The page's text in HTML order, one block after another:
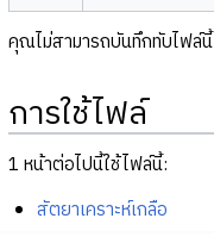
คุณไม่สามารถบันทึกทับไฟล์นี้
การใช้ไฟล์
1 หน้าต่อไปนี้ใช้ไฟล์นี้:
สัตยาเคราะห์เกลือ